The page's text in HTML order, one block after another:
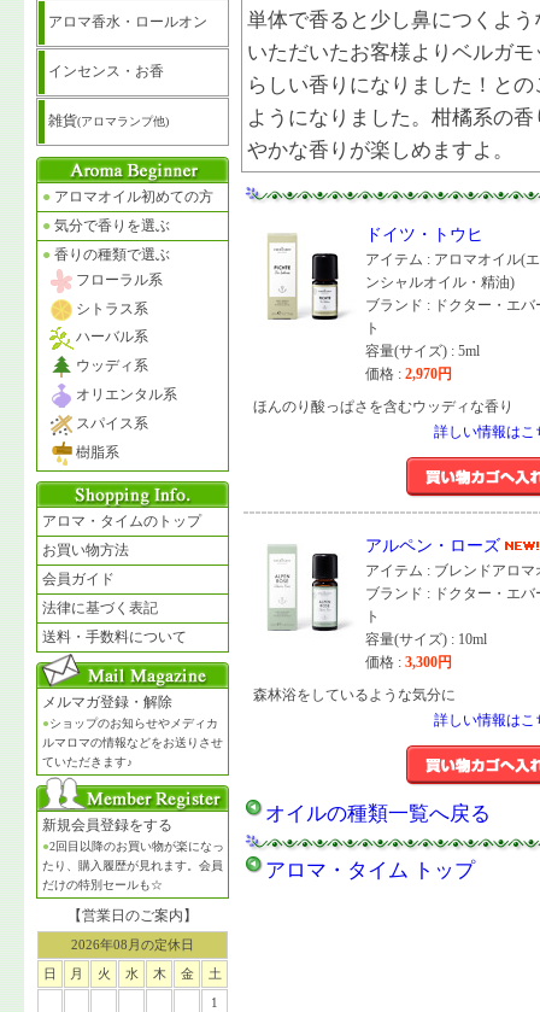
アロマ香水・ロールオン
インセンス・お香
雑貨(アロマランプ他)
● アロマオイル初めての方
● 気分で香りを選ぶ
● 香りの種類で選ぶ
フローラル系
シトラス系
ハーバル系
ウッディ系
オリエンタル系
スパイス系
樹脂系
アロマ・タイムのトップ
お買い物方法
会員ガイド
法律に基づく表記
送料・手数料について
メルマガ登録・解除
●ショップのお知らせやメディカ
ルマロマの情報などをお送りさせ
ていただきます♪
新規会員登録をする
●2回目以降のお買い物が楽になっ
たり、購入履歴が見れます。会員
だけの特別セールも☆
【営業日のご案内】
2026年08月の定休日
日
月 火 水 木 金
土
1
単体で香ると少し鼻につくよ
いただいたお客様よりベルガ
らしい香りになりました！と
ようになりました。柑橘系の
やかな香りが楽しめますよ。
ドイツ・トウヒ
アイテム : アロマオイル(
ンシャルオイル・精油)
ブランド : ドクター・エバ
ト
容量(サイズ) : 5ml
価格 : 2,970円
ほんのり酸っぱさを含むウッディな香り
詳しい情報はこ
アルペン・ローズ
アイテム : ブレンドアロマ
ブランド : ドクター・エバ
ト
容量(サイズ) : 10ml
価格 : 3,300円
森林浴をしているような気分に
詳しい情報はこ
オイルの種類一覧へ戻る
アロマ・タイム トップ